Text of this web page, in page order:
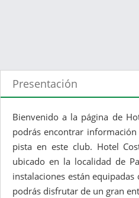
Presentación
Bienvenido a la página de
podrás encontrar
pista en este club. Hotel
ubicado en la localidad de
instalaciones están
podrás disfrutar de un gran